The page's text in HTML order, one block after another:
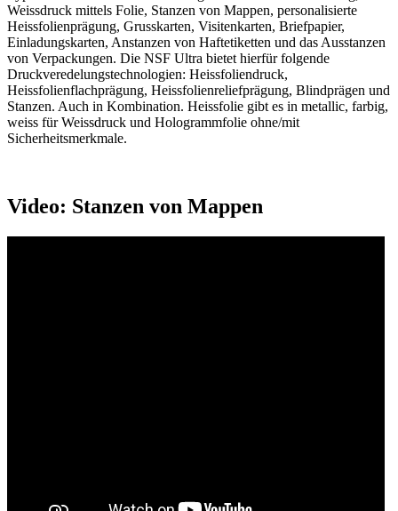
Weissdruck mittels Folie, Stanzen von Mappen, personalisierte
Heissfolienprägung, Grusskarten, Visitenkarten, Briefpapier,
Einladungskarten, Anstanzen von Haftetiketten und das Ausstanzen
von Verpackungen. Die NSF Ultra bietet hierfür folgende
Druckveredelungstechnologien: Heissfoliendruck,
Heissfolienflachprägung, Heissfolienreliefprägung, Blindprägen und
Stanzen. Auch in Kombination. Heissfolie gibt es in metallic, farbig,
weiss für Weissdruck und Hologrammfolie ohne/mit
Sicherheitsmerkmale.
Video: Stanzen von Mappen